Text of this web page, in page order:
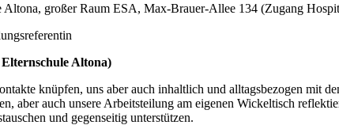
Altona, großer Raum ESA, Max-Brauer-Allee 134 (Zugang
Altona)
knüpfen, uns aber auch inhaltlich und alltagsbezogen mit
aber auch unsere Arbeitsteilung am eigenen Wickeltisch
und gegenseitig unterstützen.